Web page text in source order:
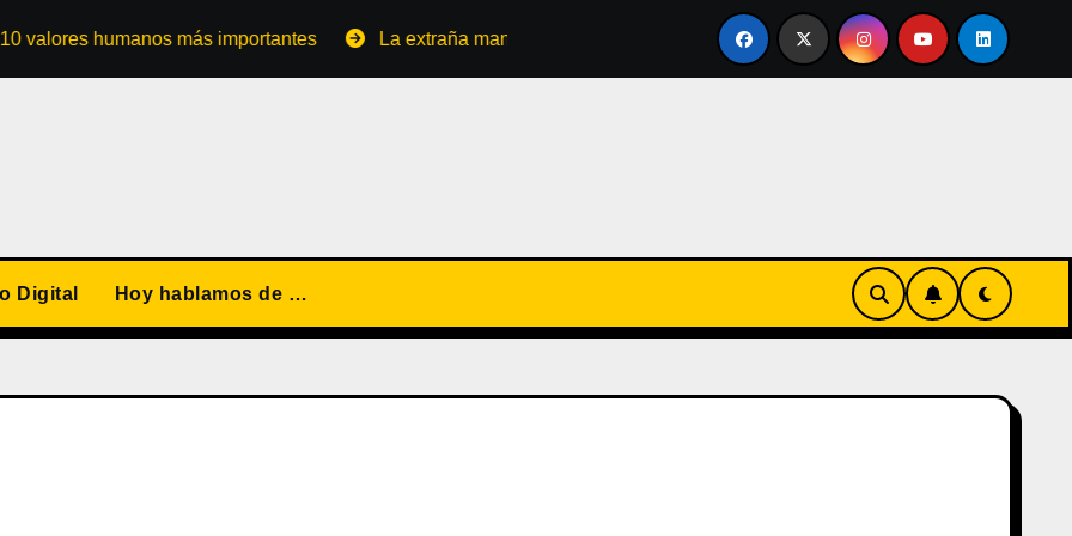
humanos más importantes La extraña manera de convertirse en familia El primer tour de la India Chiquitina
Digital Hoy hablamos de …